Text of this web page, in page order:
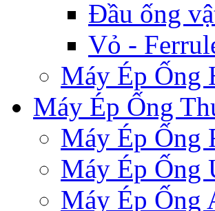
Đầu ống
Vỏ -
Máy Ép Ống
Máy Ép Ống
Máy Ép Ống
Máy Ép
Máy Ép Ống